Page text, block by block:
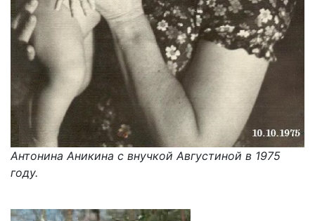
Антонина Аникина с внучкой Августиной в 1975
году.